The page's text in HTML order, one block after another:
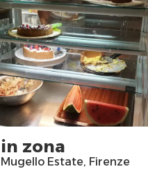
zona
Estate, Firenze